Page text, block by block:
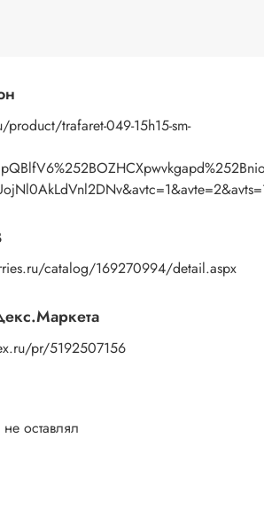
водой с моющим средством, затем
полотенцем.
trafaret-049-15h15-sm-
catalog/169270994/detail.aspx
pr/5192507156
оставлял